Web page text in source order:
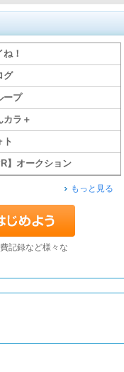
ね！
グ
ープ
カラ＋
ト
】オークション
もっと見る
記録など様々な